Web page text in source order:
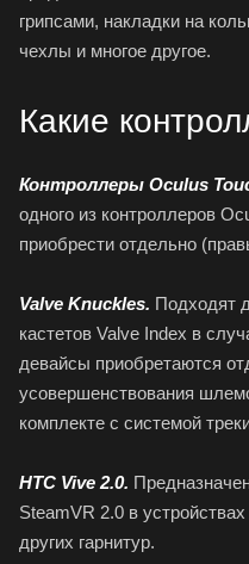
грипсами, накладки на
чехлы и многое другое.
Какие
Контроллеры Oculus
одного из контроллеров
приобрести отдельно
Valve Knuckles. Подходят
кастетов Valve Index в
девайсы приобретаются
усовершенствования
комплекте с системой
HTC Vive 2.0.
SteamVR 2.0 в
других гарнитур.